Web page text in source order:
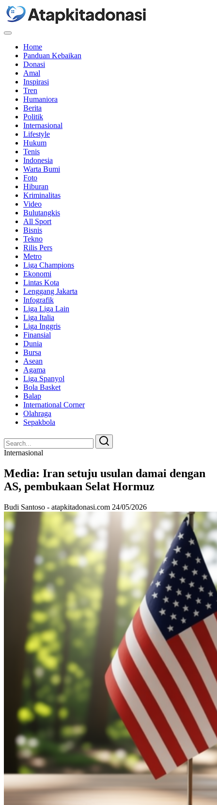
Menu
Home
Panduan Kebaikan
Donasi
Amal
Inspirasi
Tren
Humaniora
Berita
Politik
Internasional
Lifestyle
Hukum
Tenis
Indonesia
Warta Bumi
Foto
Hiburan
Kriminalitas
Video
Bulutangkis
All Sport
Bisnis
Tekno
Rilis Pers
Metro
Liga Champions
Ekonomi
Lintas Kota
Lenggang Jakarta
Infografik
Liga Liga Lain
Liga Italia
Liga Inggris
Finansial
Dunia
Bursa
Asean
Agama
Liga Spanyol
Bola Basket
Balap
International Corner
Olahraga
Sepakbola
Search
for:
Search
Internasional
Media: Iran setuju usulan damai dengan
AS, pembukaan Selat Hormuz
Budi Santoso - atapkitadonasi.com 24/05/2026